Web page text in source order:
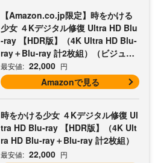
【Amazon.co.jp限定】時をかける
少女 ４Kデジタル修復 Ultra HD Blu
-ray 【HDR版】（4K Ultra HD Blu-
ray＋Blu-ray 計2枚組）（ビジュア
ルシート3枚セット付）
最安値: 22,000 円
Amazonで見る
時をかける少女 ４Kデジタル修復 Ul
tra HD Blu-ray 【HDR版】（4K Ult
ra HD Blu-ray＋Blu-ray 計2枚組）
最安値: 22,000 円